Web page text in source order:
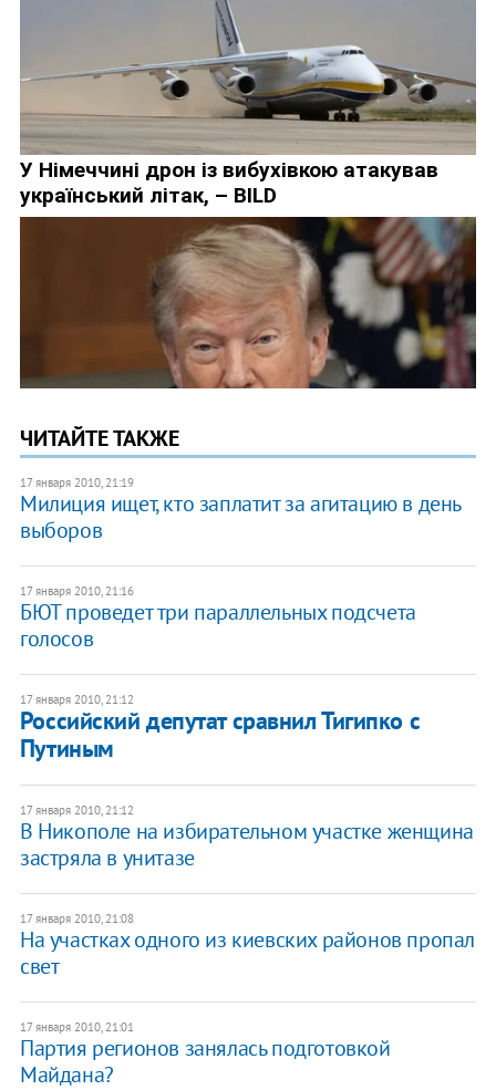
ЧИТАЙТЕ ТАКЖЕ
17 января 2010, 21:19
Милиция ищет, кто заплатит за агитацию в день
выборов
17 января 2010, 21:16
БЮТ проведет три параллельных подсчета
голосов
17 января 2010, 21:12
Российский депутат сравнил Тигипко с
Путиным
17 января 2010, 21:12
В Никополе на избирательном участке женщина
застряла в унитазе
17 января 2010, 21:08
На участках одного из киевских районов пропал
свет
17 января 2010, 21:01
Партия регионов занялась подготовкой
Майдана?